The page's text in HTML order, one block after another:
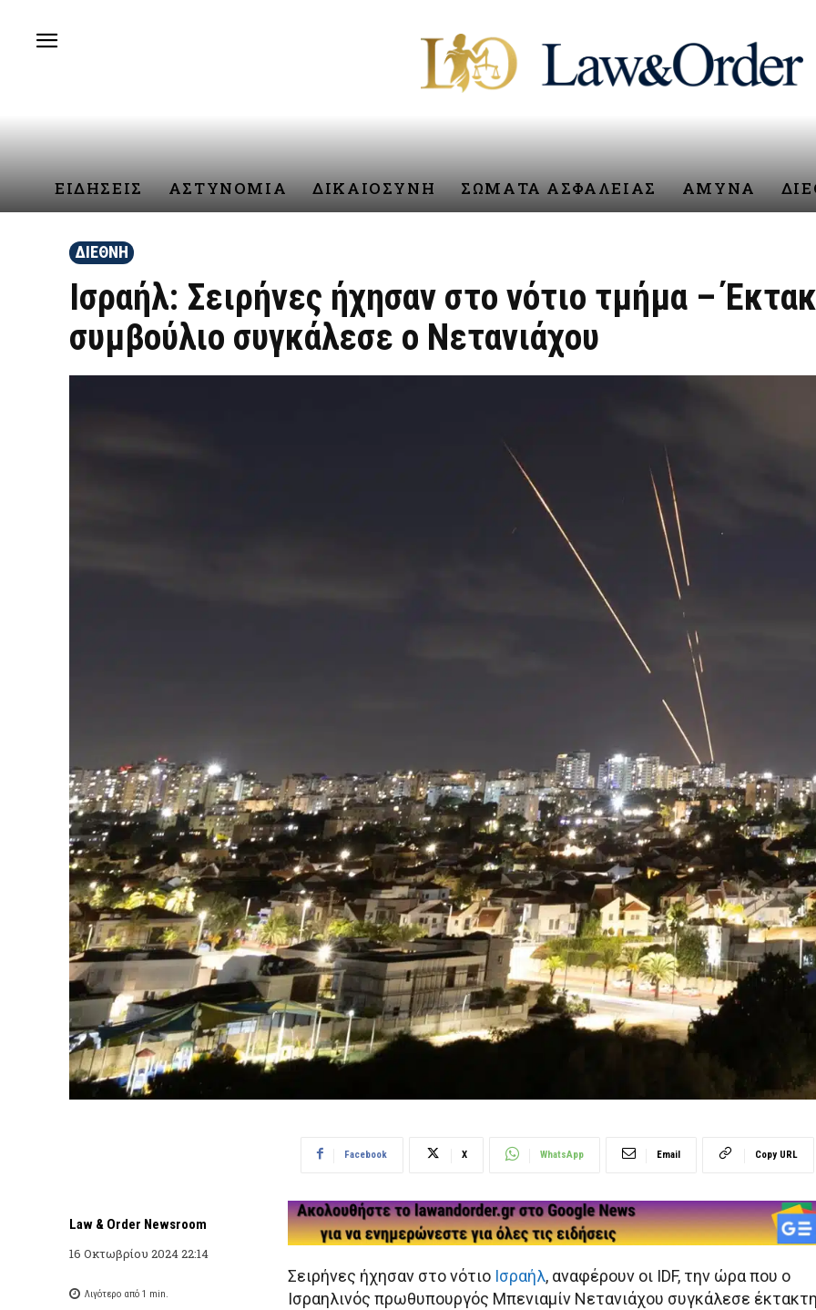
ΕΙΔΗΣΕΙΣ ΑΣΤΥΝΟΜΙΑ ΔΙΚΑΙΟΣΥΝΗ ΣΩΜΑΤΑ ΑΣΦΑΛΕΙΑΣ ΑΜΥΝΑ
ΔΙΕΘΝΗ
Ισραήλ: Σειρήνες ήχησαν στο νότιο τμήμα –
συμβούλιο συγκάλεσε ο Νετανιάχου
Law & Order Newsroom
16 Οκτωβρίου 2024 22:14
Λιγότερο από 1 min.
Facebook X WhatsApp Email Copy URL
Σειρήνες ήχησαν στο νότιο Ισραήλ, αναφέρουν οι IDF, την ώρα που ο
Ισραηλινός πρωθυπουργός Μπενιαμίν Νετανιάχου συγκάλεσε έκτακτη